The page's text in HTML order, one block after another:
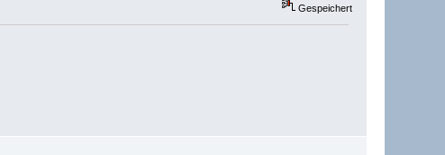
Gespeichert